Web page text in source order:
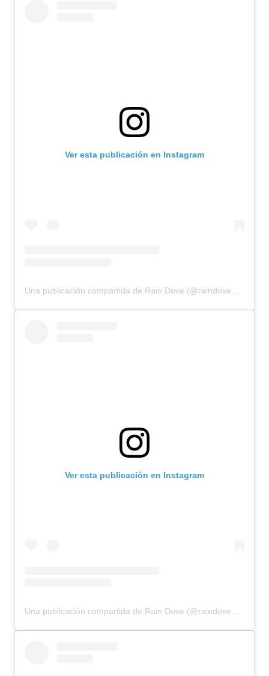
Ver esta publicación en Instagram
Ver esta publicación en Instagram